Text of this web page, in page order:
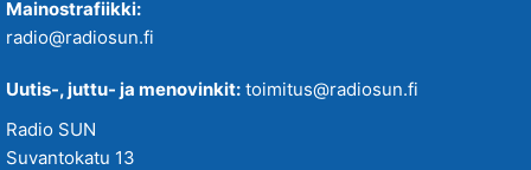
Mainostrafiikki:
radio@radiosun.fi
Uutis-, juttu- ja menovinkit: toimitus@radiosun.fi
Radio SUN
Suvantokatu 13